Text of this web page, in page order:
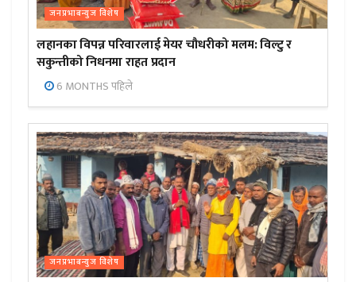
जनप्रभाबन्युज विशेष
लहानका विपन्न परिवारलाई मेयर चौधरीको मलम: विल्टु र
सकुन्तीको निधनमा राहत प्रदान
6 MONTHS पहिले
जनप्रभाबन्युज विशेष